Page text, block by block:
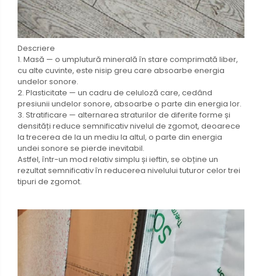
Descriere
1. Masă — o umplutură minerală în stare comprimată liber,
cu alte cuvinte, este nisip greu care absoarbe energia
undelor sonore.
2. Plasticitate — un cadru de celuloză care, cedând
presiunii undelor sonore, absoarbe o parte din energia lor.
3. Stratificare — alternarea straturilor de diferite forme și
densități reduce semnificativ nivelul de zgomot, deoarece
la trecerea de la un mediu la altul, o parte din energia
undei sonore se pierde inevitabil.
Astfel, într-un mod relativ simplu și ieftin, se obține un
rezultat semnificativ în reducerea nivelului tuturor celor trei
tipuri de zgomot.